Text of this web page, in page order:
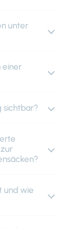
unter
einer
sichtbar?
und wie